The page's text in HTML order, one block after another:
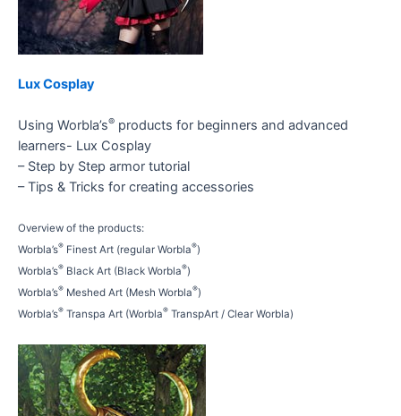
Lux Cosplay
Using Worbla’s® products for beginners and advanced
learners- Lux Cosplay
– Step by Step armor tutorial
– Tips & Tricks for creating accessories
Overview of the products:
Worbla’s® Finest Art (regular Worbla®)
Worbla’s® Black Art (Black Worbla®)
Worbla’s® Meshed Art (Mesh Worbla®)
Worbla’s® Transpa Art (Worbla® TranspArt / Clear Worbla)